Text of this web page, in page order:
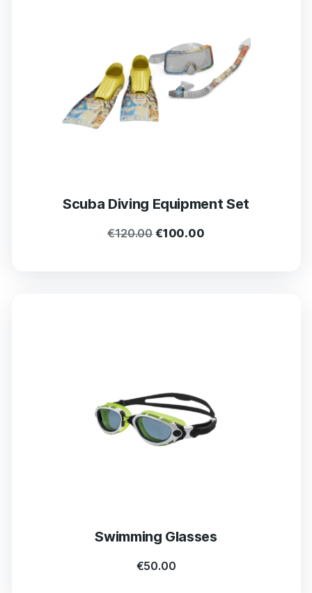
Scuba Diving Equipment Set
€120.00 €100.00
Swimming Glasses
€50.00